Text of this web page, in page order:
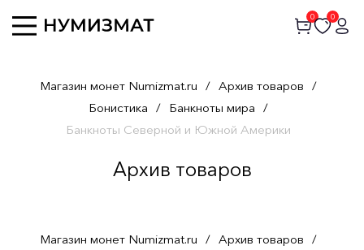
0 0
Магазин монет Numizmat.ru / Архив товаров /
Бонистика / Банкноты мира /
Банкноты Северной и Южной Америки
Архив товаров
Магазин монет Numizmat.ru / Архив товаров /